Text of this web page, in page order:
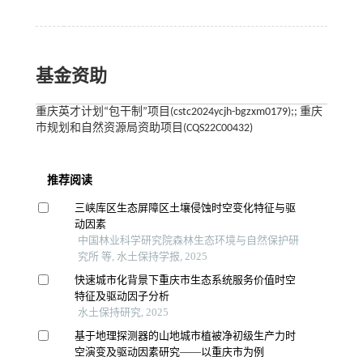
基金资助
重庆英才计划“包干制”项目(cstc2024ycjh-bgzxm0179);; 重庆
市规划和自然资源局资助项目(CQS22C00432)